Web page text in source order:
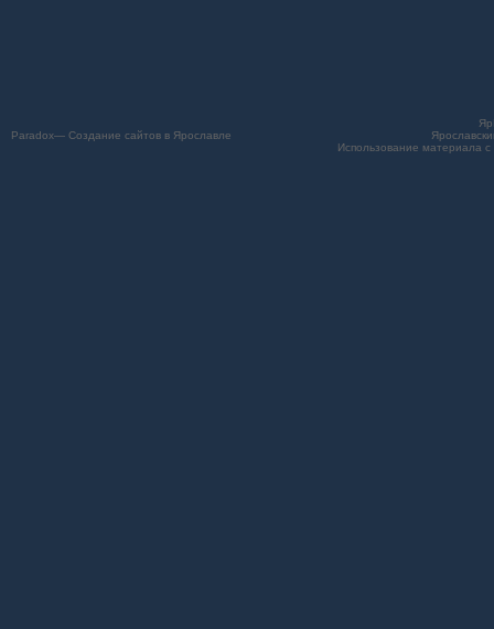
Paradox— Создание сайтов в Ярославле
Использование материала